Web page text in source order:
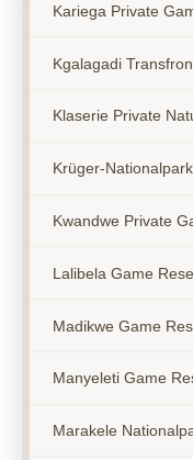
Kariega Private
Kgalagadi
Klaserie Private
Krüger-Nationalpark
Kwandwe Private
Lalibela Game
Madikwe Game
Manyeleti Game
Marakele